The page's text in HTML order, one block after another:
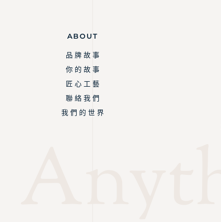
ABOUT
品 牌 故 事
你 的 故 事
匠 心 工 藝
聯 絡 我 們
我 們 的 世 界